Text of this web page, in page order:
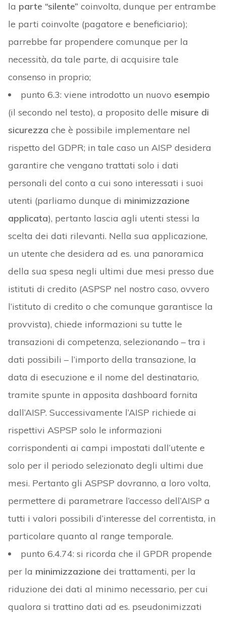
la parte “silente” coinvolta, dunque per entrambe
le parti coinvolte (pagatore e beneficiario);
parrebbe far propendere comunque per la
necessità, da tale parte, di acquisire tale
consenso in proprio;
punto 6.3: viene introdotto un nuovo esempio
(il secondo nel testo), a proposito delle misure di
sicurezza che è possibile implementare nel
rispetto del GDPR; in tale caso un AISP desidera
garantire che vengano trattati solo i dati
personali del conto a cui sono interessati i suoi
utenti (parliamo dunque di minimizzazione
applicata), pertanto lascia agli utenti stessi la
scelta dei dati rilevanti. Nella sua applicazione,
un utente che desidera ad es. una panoramica
della sua spesa negli ultimi due mesi presso due
istituti di credito (ASPSP nel nostro caso, ovvero
l’istituto di credito o che comunque garantisce la
provvista), chiede informazioni su tutte le
transazioni di competenza, selezionando – tra i
dati possibili – l’importo della transazione, la
data di esecuzione e il nome del destinatario,
tramite spunte in apposita dashboard fornita
dall’AISP. Successivamente l’AISP richiede ai
rispettivi ASPSP solo le informazioni
corrispondenti ai campi impostati dall’utente e
solo per il periodo selezionato degli ultimi due
mesi. Pertanto gli ASPSP dovranno, a loro volta,
permettere di parametrare l’accesso dell’AISP a
tutti i valori possibili d’interesse del correntista, in
particolare quanto al range temporale.
punto 6.4.74: si ricorda che il GPDR propende
per la minimizzazione dei trattamenti, per la
riduzione dei dati al minimo necessario, per cui
qualora si trattino dati ad es. pseudonimizzati